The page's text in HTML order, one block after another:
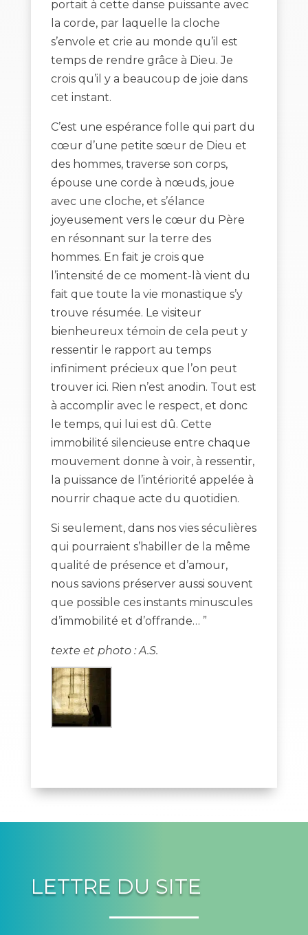
portait à cette danse puissante avec
la corde, par laquelle la cloche
s’envole et crie au monde qu’il est
temps de rendre grâce à Dieu. Je
crois qu’il y a beaucoup de joie dans
cet instant.
C’est une espérance folle qui part du
cœur d’une petite sœur de Dieu et
des hommes, traverse son corps,
épouse une corde à nœuds, joue
avec une cloche, et s’élance
joyeusement vers le cœur du Père
en résonnant sur la terre des
hommes. En fait je crois que
l’intensité de ce moment-là vient du
fait que toute la vie monastique s’y
trouve résumée. Le visiteur
bienheureux témoin de cela peut y
ressentir le rapport au temps
infiniment précieux que l’on peut
trouver ici. Rien n’est anodin. Tout est
à accomplir avec le respect, et donc
le temps, qui lui est dû. Cette
immobilité silencieuse entre chaque
mouvement donne à voir, à ressentir,
la puissance de l’intériorité appelée à
nourrir chaque acte du quotidien.
Si seulement, dans nos vies séculières
qui pourraient s’habiller de la même
qualité de présence et d’amour,
nous savions préserver aussi souvent
que possible ces instants minuscules
d’immobilité et d’offrande… ”
texte et photo : A.S.
LETTRE DU SITE